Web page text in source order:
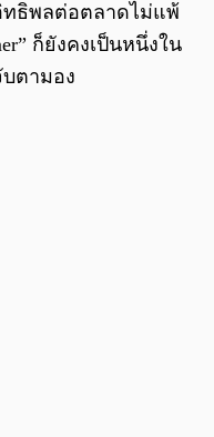
ธิพลต่อตลาดไม่แพ้
ก็ยังคงเป็นหนึ่งใน
ตามอง